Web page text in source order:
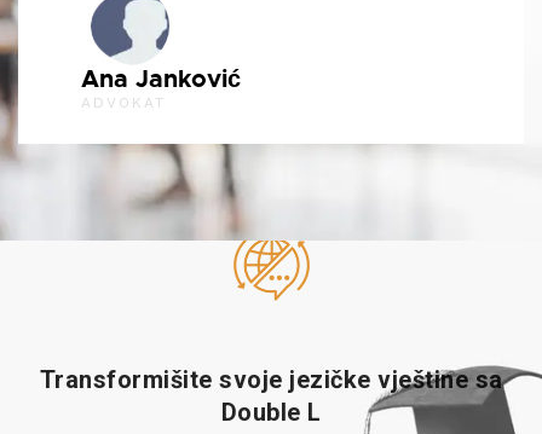
Ana Janković
ADVOKAT
Transformišite svoje jezičke vještine sa
Double L